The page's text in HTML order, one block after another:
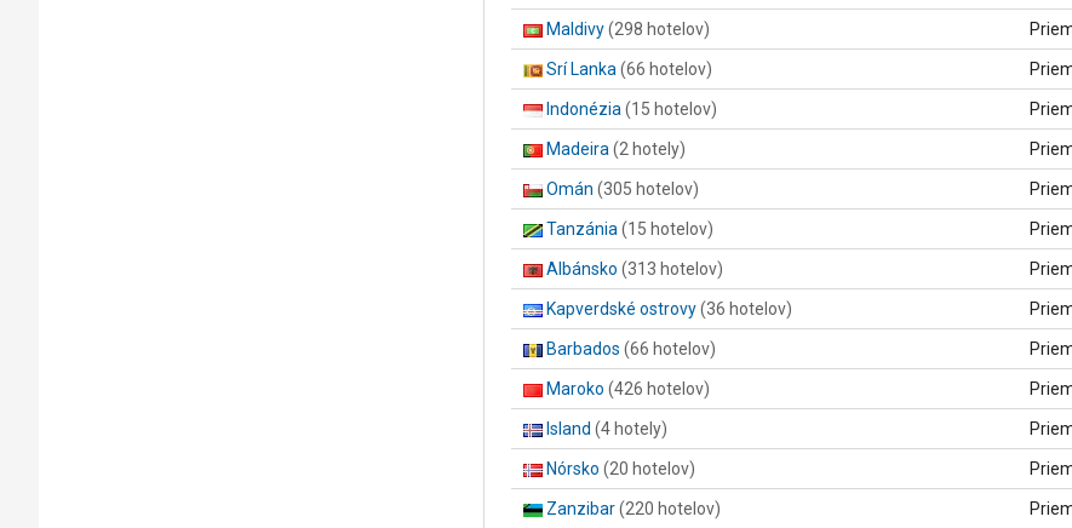
Maldivy(298 hotelov)
Srí Lanka (66 hotelov)
Indonézia (15 hotelov)
Madeira (2 hotely)
Omán (305 hotelov)
Tanzánia (15 hotelov)
Albánsko (313 hotelov)
Kapverdské ostrovy(36 hotelov)
Barbados (66 hotelov)
Maroko (426 hotelov)
Island (4 hotely)
Nórsko (20 hotelov)
Zanzibar(220 hotelov)